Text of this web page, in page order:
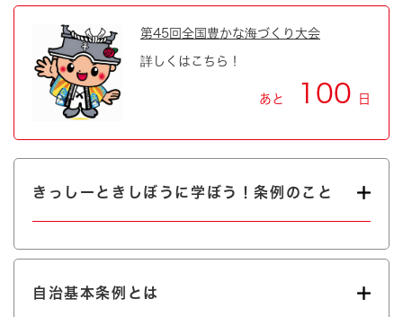
第45回全国豊かな海づくり大会
詳しくはこちら！
あと 100 日
きっしーときしぼうに学ぼう！条例のこと
自治基本条例とは